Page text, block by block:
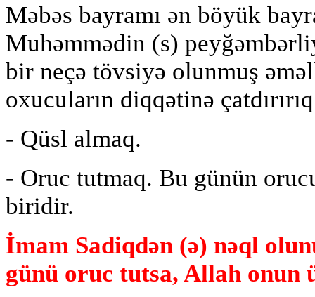
Məbəs bayramı ən böyük
Muhəmmədin (s)
bir neçə tövsiyə olunmuş
oxucuların diqqətinə
- Qüsl almaq.
- Oruc tutmaq. Bu günün
biridir.
İmam Sadiqdən (ə) nəql
günü oruc tutsa, Allah onun